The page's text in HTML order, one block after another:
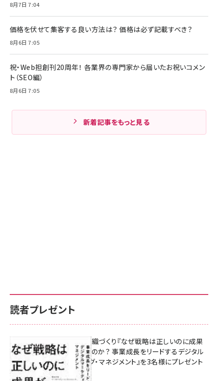
8月7日 7:04
価格を伏せて集客する良い方法は？ 価格は必ず記載すべき？
8月6日 7:05
祝・Web担創刊20周年！ 各業界の専門家から届いたお祝いコメン
ト（SEO編）
8月6日 7:05
新着記事をもっと見る
読者プレゼント
成果を生む組織づくり『なぜ戦略は正しいのに成果
があがらないのか？ 事業成長をリードするデジタル
マーケティング・マネジメント』を3名様にプレゼント
8月7日 10:00